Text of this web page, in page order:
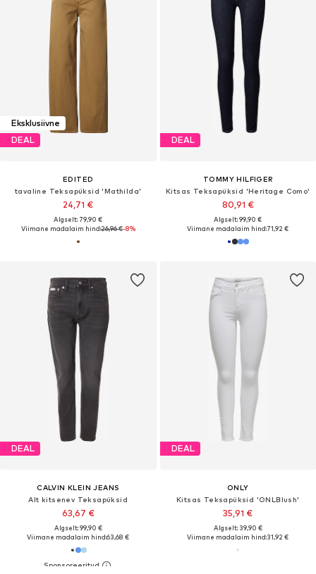
Eksklusiivne
DEAL
EDITED
tavaline Teksapüksid 'Mathilda'
24,71 €
Algselt: 79,90 €
Viimane madalaim hind:26,96 €-8%
DEAL
TOMMY HILFIGER
Kitsas Teksapüksid 'Heritage Como'
80,91 €
Algselt: 99,90 €
Viimane madalaim hind:71,92 €
DEAL
CALVIN KLEIN JEANS
Alt kitsenev Teksapüksid
63,67 €
Algselt: 99,90 €
Viimane madalaim hind:63,68 €
DEAL
ONLY
Kitsas Teksapüksid 'ONLBlush'
35,91 €
Algselt: 39,90 €
Viimane madalaim hind:31,92 €